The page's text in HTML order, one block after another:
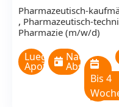
Pharmazeutisch-
, Pharmazeutisch-
Pharmazie (m/w/d)
Lueg
Apotheke
Nach
Absprache
Bis 4